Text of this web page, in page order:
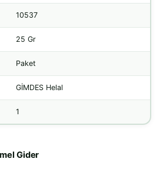
10537
25 Gr
Paket
GİMDES Helal
1
Gider